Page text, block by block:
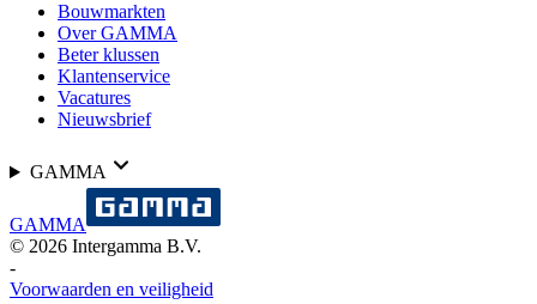
Bouwmarkten
Over GAMMA
Beter klussen
Klantenservice
Vacatures
Nieuwsbrief
GAMMA
GAMMA
© 2026 Intergamma B.V.
-
Voorwaarden en veiligheid